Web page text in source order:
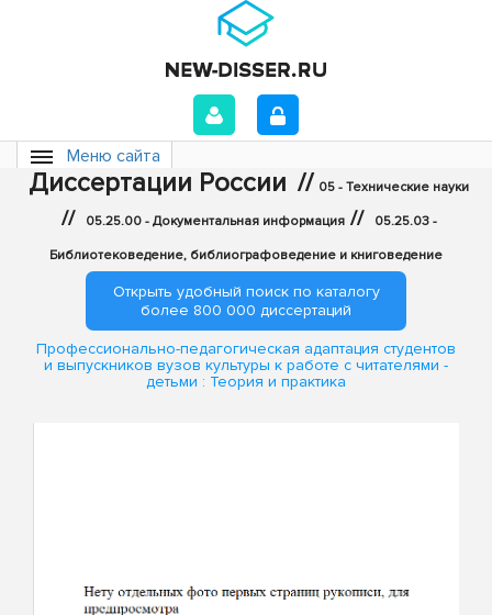
Меню сайта
Диссертации России // 05 - Технические науки
// 05.25.00 - Документальная информация // 05.25.03 -
Библиотековедение, библиографоведение и книговедение
Открыть удобный поиск по каталогу
более 800 000 диссертаций
Профессионально-педагогическая адаптация студентов
и выпускников вузов культуры к работе с читателями -
детьми : Теория и практика